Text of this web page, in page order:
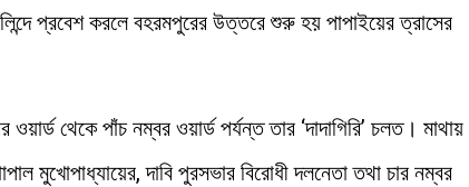
প্রবেশ করলে বহরমপুরের উত্তরে শুরু হয় পাপাইয়ের ত্রাসের
থেকে পাঁচ নম্বর ওয়ার্ড পর্যন্ত তার ‘দাদাগিরি’ চলত। মাথায়
মুখোপাধ্যায়ের, দাবি পুরসভার বিরোধী দলনেতা তথা চার নম্বর